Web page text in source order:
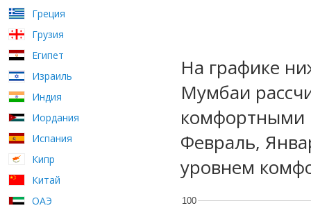
Греция
Грузия
Египет
Израиль
Индия
Иордания
Испания
Кипр
Китай
ОАЭ
На графике
Мумбаи
комфортными
Февраль,
уровнем
100